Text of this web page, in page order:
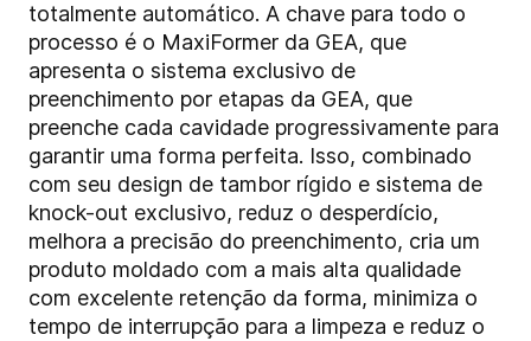
totalmente automático. A chave para todo o
processo é o MaxiFormer da GEA, que
apresenta o sistema exclusivo de
preenchimento por etapas da GEA, que
preenche cada cavidade progressivamente para
garantir uma forma perfeita. Isso, combinado
com seu design de tambor rígido e sistema de
knock-out exclusivo, reduz o desperdício,
melhora a precisão do preenchimento, cria um
produto moldado com a mais alta qualidade
com excelente retenção da forma, minimiza o
tempo de interrupção para a limpeza e reduz o